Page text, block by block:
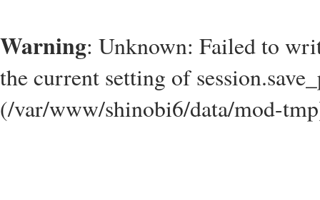
Warning: Unknown: Failed to
the current setting of
(/var/www/shinobi6/data/mod-